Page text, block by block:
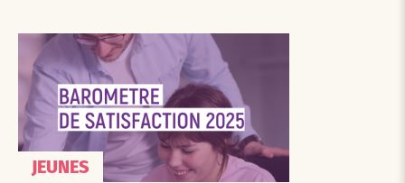
JEUNES